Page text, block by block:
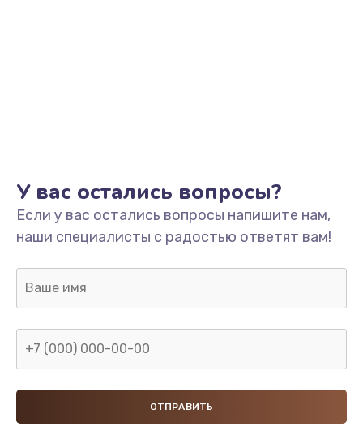
от 550 руб.
Заказать
Замена микросхемы зарядки
Замена микросхемы NFC
Заказать
У вас остались вопросы?
Если у вас остались вопросы напишите нам,
наши специалисты с радостью ответят вам!